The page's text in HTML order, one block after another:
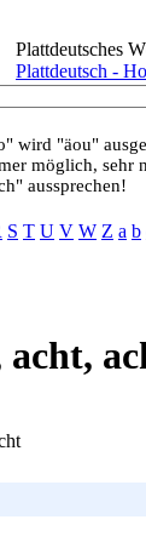
Plattdeutsches
Plattdeutsch -
wird "äou"
möglich,
aussprechen!
S T U V W Z a b
acht,